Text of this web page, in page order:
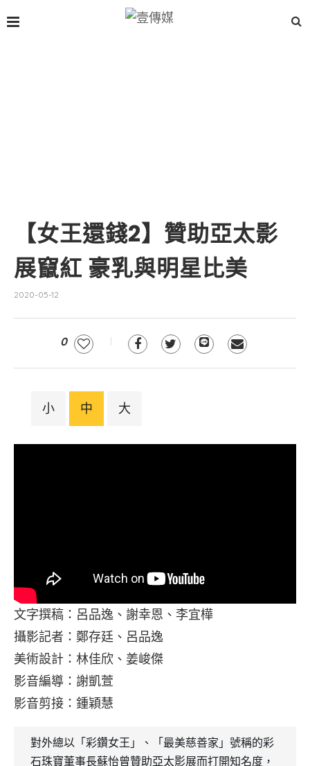
【女王還錢2】贊助亞太影
展竄紅 豪乳與明星比美
2020-05-12
0
小 中 大
文字撰稿：呂品逸、謝幸恩、李宜樺
攝影記者：鄭存廷、呂品逸
美術設計：林佳欣、姜峻傑
影音編導：謝凱萱
影音剪接：鍾穎慧
對外總以「彩鑽女王」、「最美慈善家」號稱的彩
石珠寶董事長蘇怡曾贊助亞太影展而打開知名度，